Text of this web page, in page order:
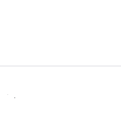
.